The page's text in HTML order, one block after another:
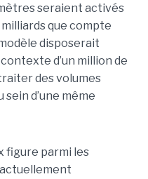
seraient activés
que compte
disposerait
d’un million de
des volumes
d’une même
figure parmi les